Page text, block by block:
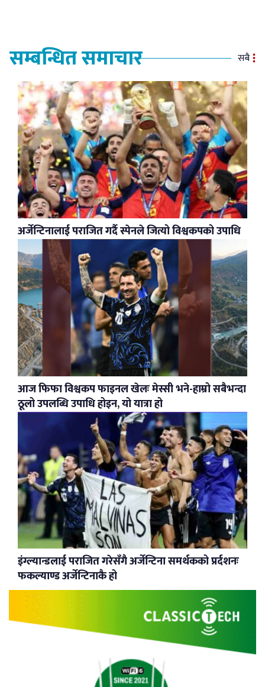
सम्बन्धित समाचार सबै
अर्जेन्टिनालाई पराजित गर्दै स्पेनले जित्यो विश्वकपको उपाधि
आज फिफा विश्वकप फाइनल खेलः मेस्सी भने-हाम्रो सबैभन्दा
ठूलो उपलब्धि उपाधि होइन, यो यात्रा हो
इंग्ल्यान्डलाई पराजित गरेसँगै अर्जेन्टिना समर्थकको प्रर्दशनः
फकल्याण्ड अर्जेन्टिनाकै हो